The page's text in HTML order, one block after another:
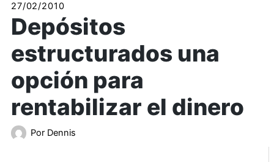
27/02/2010
Depósitos
estructurados una
opción para
rentabilizar el dinero
Por Dennis